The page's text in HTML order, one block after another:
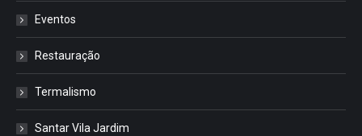
Eventos
Restauração
Termalismo
Santar Vila Jardim